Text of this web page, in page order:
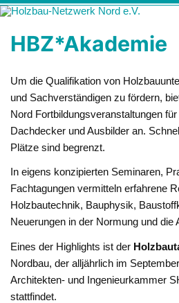
Zum
Inhalt
Förderung von Bildung im
HBZ*Akademie
Um die Qualifikation von
und Sachverständigen zu fördern,
Nord Fortbildungsveranstaltungen
Dachdecker und Ausbilder an.
Plätze sind begrenzt.
In eigens konzipierten Seminaren,
Fachtagungen vermitteln erfahrene
Holzbautechnik, Bauphysik,
Neuerungen in der Normung und die
Eines der Highlights ist der
Nordbau, der alljährlich im
Architekten- und Ingenieurkammer
stattfindet.